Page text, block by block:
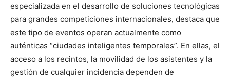
especializada en el desarrollo de soluciones tecnológicas
para grandes competiciones internacionales, destaca que
este tipo de eventos operan actualmente como
auténticas “ciudades inteligentes temporales”. En ellas, el
acceso a los recintos, la movilidad de los asistentes y la
gestión de cualquier incidencia dependen de